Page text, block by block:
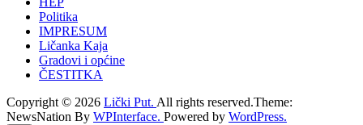
Politika
IMPRESUM
Ličanka Kaja
Gradovi i općine
ČESTITKA
Copyright © 2026 Lički Put. All rights reserved.Theme:
NewsNation By WPInterface. Powered by WordPress.